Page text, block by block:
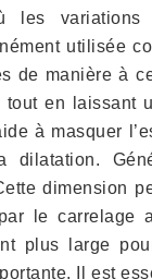
variations
utilisée
de manière à
tout en laissant
à masquer
dilatation.
dimension
le carrelage
plus large
Il est